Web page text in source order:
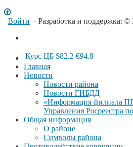
Войти · Разработка и поддержка:
Курс ЦБ $82.2 €94.8
Главная
Новости
Новости района
Новости ГИБДД
«Информация филиала
Управления Росреестра
Общая информация
О районе
Символы района